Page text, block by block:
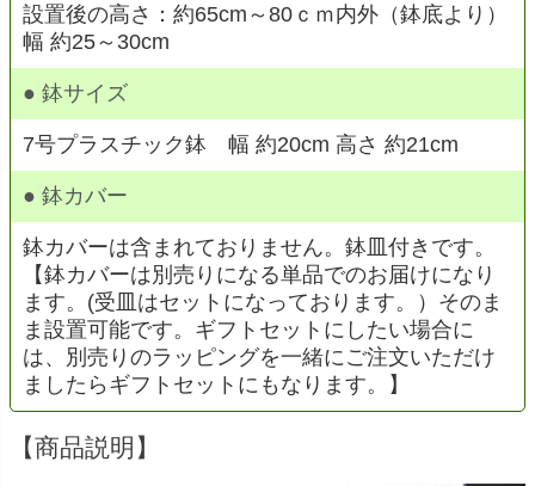
設置後の高さ：約65cm～80ｃｍ内外（鉢底より）
幅 約25～30cm
● 鉢サイズ
7号プラスチック鉢 幅 約20cm 高さ 約21cm
● 鉢カバー
鉢カバーは含まれておりません。鉢皿付きです。
【鉢カバーは別売りになる単品でのお届けになり
ます。(受皿はセットになっております。）そのま
ま設置可能です。ギフトセットにしたい場合に
は、別売りのラッピングを一緒にご注文いただけ
ましたらギフトセットにもなります。】
【商品説明】